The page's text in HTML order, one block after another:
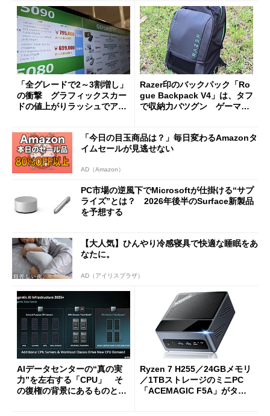
「全グレードで2～3割増し」
の衝撃 グラフィックスカー
ドの値上がりラッシュでアキ
Razer印のバックパック「Ro
gue Backpack V4」は、タフ
で収納力バツグン ゲーマー
「今日の目玉商品は？」毎日変わるAmazonタ
イムセールが見逃せない
AD（Amazon）
PC市場の逆風下でMicrosoftが仕掛ける“サプ
ライズ”とは？ 2026年後半のSurface新製品
を予想する
【大人気】ひんやり冷感寝具で快適な睡眠をあ
なたに。
AD（アイリスプラザ）
AIデータセンターの“真の実
力”を左右する「CPU」 そ
の復権の背景にあるものと
Ryzen 7 H255／24GBメモリ
／1TBストレージのミニPC
「ACEMAGIC F5A」がタイ